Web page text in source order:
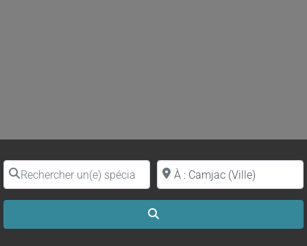
Rechercher un(e) spécialiste par nomProche de (ville ou région)